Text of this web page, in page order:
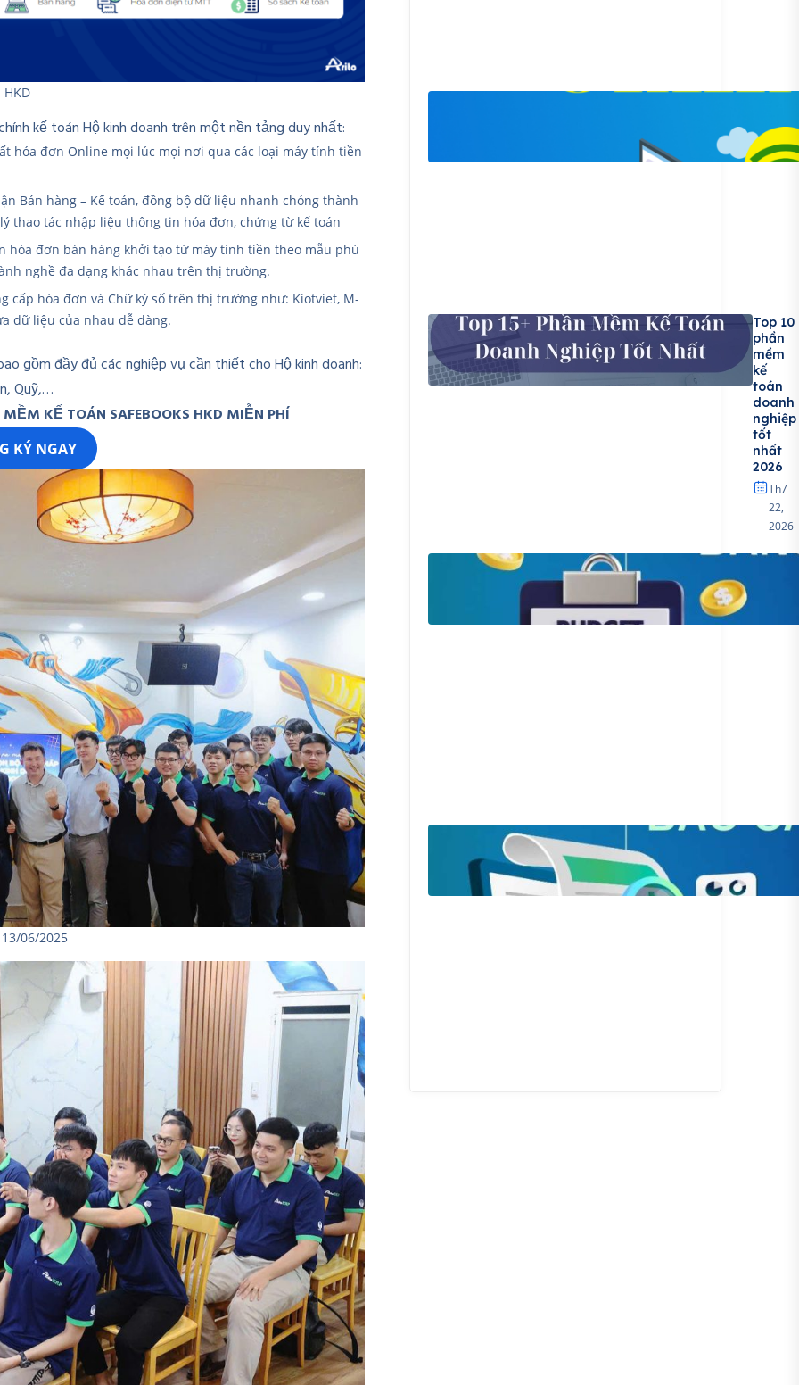
kế toán Hộ kinh doanh trên một nền tảng duy nhất:
hóa đơn Online mọi lúc mọi nơi qua các loại máy tính tiền
Bán hàng – Kế toán, đồng bộ dữ liệu nhanh chóng thành
thao tác nhập liệu thông tin hóa đơn, chứng từ kế toán
hóa đơn bán hàng khởi tạo từ máy tính tiền theo mẫu phù
nghề đa dạng khác nhau trên thị trường.
cấp hóa đơn và Chữ ký số trên thị trường như: Kiotviet, M-
dữ liệu của nhau dễ dàng.
gồm đầy đủ các nghiệp vụ cần thiết cho Hộ kinh doanh:
Quỹ,…
KẾ TOÁN SAFEBOOKS HKD MIỄN PHÍ
KÝ NGAY
06/2025
Top 10
phần
mềm
kế
toán
doanh
nghiệp
tốt
nhất
2026
Th7
22,
2026